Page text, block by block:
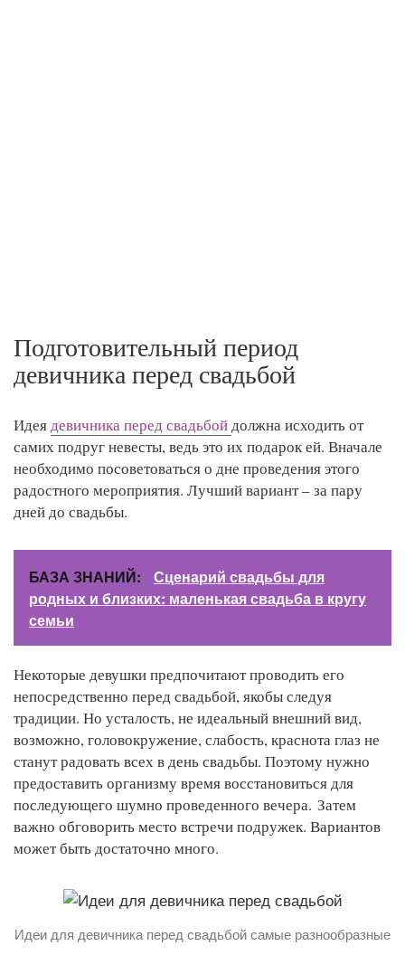
Подготовительный период
девичника перед свадьбой
Идеядевичника перед свадьбойдолжна исходить от
самих подруг невесты, ведь это их подарок ей. Вначале
необходимо посоветоваться о дне проведения этого
радостного мероприятия. Лучший вариант – за пару
дней до свадьбы.
БАЗА ЗНАНИЙ:
Сценарий свадьбы для
родных и близких: маленькая свадьба в кругу
семьи
Некоторые девушки предпочитают проводить его
непосредственно перед свадьбой, якобы следуя
традиции. Но усталость, не идеальный внешний вид,
возможно, головокружение, слабость, краснота глаз не
станут радовать всех в день свадьбы. Поэтому нужно
предоставить организму время восстановиться для
последующего шумно проведенного вечера. Затем
важно обговорить место встречи подружек. Вариантов
может быть достаточно много.
Идеи для девичника перед свадьбой самые разнообразные